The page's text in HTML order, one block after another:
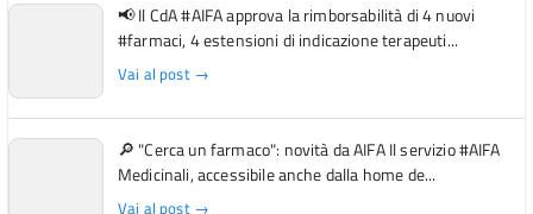
📢 Il CdA #AIFA approva la rimborsabilità di 4 nuovi
#farmaci, 4 estensioni di indicazione terapeuti...
Vai al post →
🔎 "Cerca un farmaco": novità da AIFA Il servizio #AIFA
Medicinali, accessibile anche dalla home de...
Vai al post →